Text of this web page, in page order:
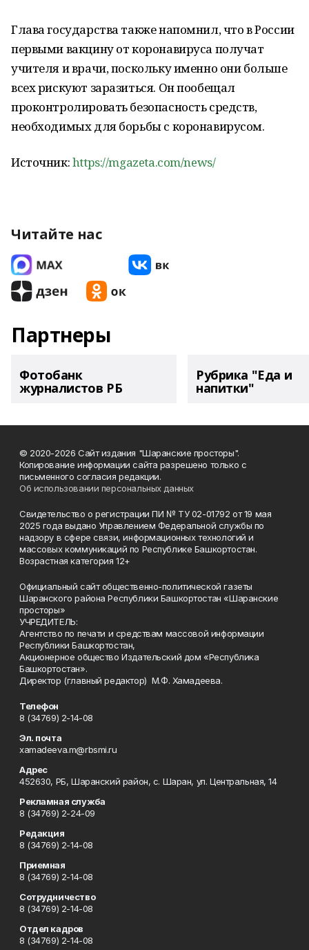
Глава государства также напомнил, что в России
первыми вакцину от коронавируса получат
учителя и врачи, поскольку именно они больше
всех рискуют заразиться. Он пообещал
проконтролировать безопасность средств,
необходимых для борьбы с коронавирусом.
Источник:https://mgazeta.com/news/
Читайте нас
Партнеры
Фотобанк
журналистов РБ
Рубрика "Еда и
напитки"
© 2020-2026 Сайт издания "Шаранские просторы".
Копирование информации сайта разрешено только с
письменного согласия редакции.
Об использовании персональных данных
Свидетельство о регистрации ПИ № ТУ 02-01792 от 19 мая
2025 года выдано Управлением Федеральной службы по
надзору в сфере связи, информационных технологий и
массовых коммуникаций по Республике Башкортостан.
Возрастная категория 12+
Официальный сайт общественно-политической газеты
Шаранского района Республики Башкортостан «Шаранские
просторы»
УЧРЕДИТЕЛЬ:
Агентство по печати и средствам массовой информации
Республики Башкортостан,
Акционерное общество Издательский дом «Республика
Башкортостан».
Директор (главный редактор) М.Ф. Хамадеева.
Телефон
8 (34769) 2-14-08
Эл. почта
xamadeeva.m@rbsmi.ru
Адрес
452630, РБ, Шаранский район, с. Шаран, ул. Центральная, 14
Рекламная служба
8 (34769) 2-24-09
Редакция
8 (34769) 2-14-08
Приемная
8 (34769) 2-14-08
Сотрудничество
8 (34769) 2-14-08
Отдел кадров
8 (34769) 2-14-08